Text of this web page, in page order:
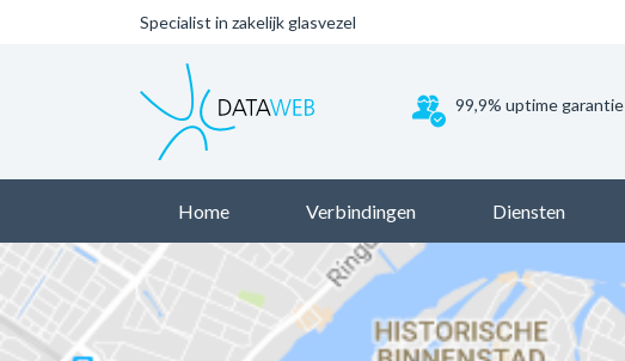
Specialist in zakelijk glasvezel
99,9% uptime garantie
Home Verbindingen Diensten